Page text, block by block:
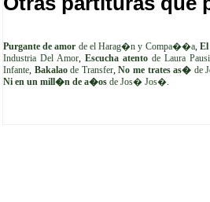
Purgante de amor de el Harag�n y Compa��a, El
Industria Del Amor,Escucha atento de Laura
Infante, Bakalaode Transfer,No me trates as� de
Ni en un mill�n de a�os de Jos� Jos�.